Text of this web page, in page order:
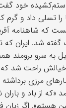
خود
را تسلی داد و
که شاهنامه
شد. ایران که
به سرو برومند
خیالش راحت شد که
مرزی
از باد و باران